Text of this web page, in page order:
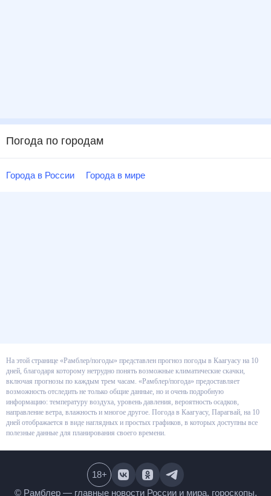
Погода по городам
Города в России Города в мире
На этой странице «Рамблер/погоды» представлен прогноз погоды в
Каагуасу на 10 дней, благодаря которому нетрудно понять возможные
климатические скачки, включая прогнозы по каждым трем часам.
«Рамблер/погода» предоставляет возможность отследить не только
общие данные, но и очень подробную информацию: температуру воздуха,
уровень давления, вероятность осадков, направление ветра, влажность и
многое другое. Погода в Каагуасу, Парагвай, на 10 дней отображается в
виде наглядных и простых графиков, в которых доступны все полезные
18+